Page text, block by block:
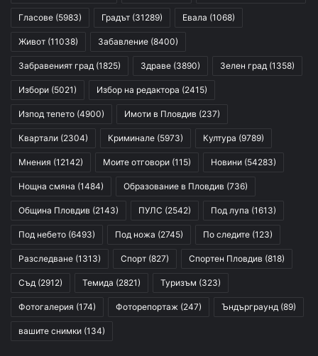
Гласове (5983) Градът (31289) Евала (1068)
Живот (11038) Забавление (8400)
Забравеният град (1825) Здраве (3890) Зелен град (1358)
Избори (5021) Избор на редактора (2415)
Изпод тепето (4900) Имоти в Пловдив (237)
Квартали (2304) Криминале (5973) Култура (9789)
Мнения (12142) Моите отговори (115) Новини (54283)
Нощна смяна (1484) Образование в Пловдив (736)
Община Пловдив (2143) ПУЛС (2542) Под лупа (1613)
Под небето (6493) Под ножа (2745) По следите (123)
Разследване (1313) Спорт (827) Спортен Пловдив (818)
Съд (2912) Темида (2821) Туризъм (323)
Фотогалерия (174) Фоторепортаж (247) Ъндърграунд (89)
вашите снимки (134)